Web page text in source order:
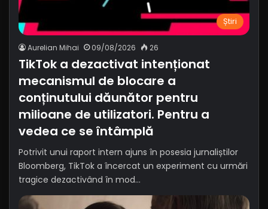
Știri
Aurelian Mihai 09/08/2026 26
TikTok a dezactivat intenționat
mecanismul de blocare a
conținutului dăunător pentru
milioane de utilizatori. Pentru a
vedea ce se întâmplă
Potrivit unui raport intern ajuns în posesia jurnaliștilor
Bloomberg, TikTok a încercat un experiment cu urmări
tragice dezactivând în mod…